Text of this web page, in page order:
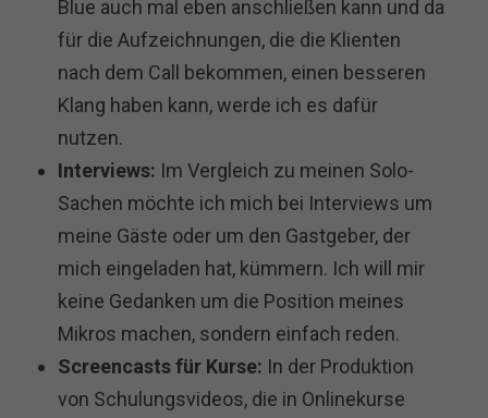
Blue auch mal eben anschließen kann und da
für die Aufzeichnungen, die die Klienten
nach dem Call bekommen, einen besseren
Klang haben kann, werde ich es dafür
nutzen.
Interviews: Im Vergleich zu meinen Solo-
Sachen möchte ich mich bei Interviews um
meine Gäste oder um den Gastgeber, der
mich eingeladen hat, kümmern. Ich will mir
keine Gedanken um die Position meines
Mikros machen, sondern einfach reden.
Screencasts für Kurse: In der Produktion
von Schulungsvideos, die in Onlinekurse